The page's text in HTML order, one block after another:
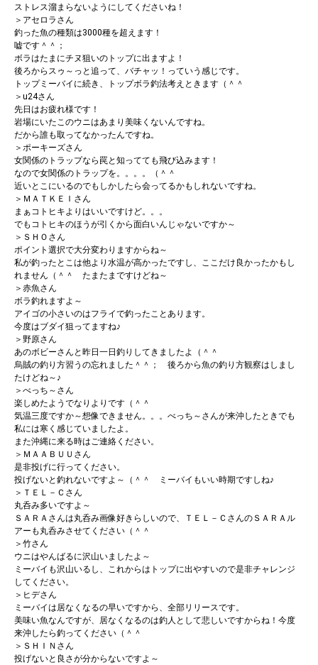
ストレス溜まらないようにしてくださいね！
＞アセロラさん
釣った魚の種類は3000種を超えます！
嘘です＾＾；
ボラはたまにチヌ狙いのトップに出ますよ！
後ろからスゥ～っと追って、バチャッ！っていう感じです。
トップミーバイに続き、トップボラ釣法考えときます（＾＾
＞u24さん
先日はお疲れ様です！
岩場にいたこのウニはあまり美味くないんですね。
だから誰も取ってなかったんですね。
＞ポーキーズさん
女関係のトラップなら罠と知ってても飛び込みます！
なので女関係のトラップを。。。。（＾＾
近いとこにいるのでもしかしたら会ってるかもしれないですね。
＞ＭＡＴＫＥＩさん
まぁコトヒキよりはいいですけど。。。
でもコトヒキのほうが引くから面白いんじゃないですか～
＞ＳＨＯさん
ポイント選択で大分変わりますからね～
私が釣ったとこは他より水温が高かったですし、ここだけ良かったかもし
れません（＾＾ たまたまですけどね～
＞赤魚さん
ボラ釣れますよ～
アイゴの小さいのはフライで釣ったことあります。
今度はブダイ狙ってますね♪
＞野原さん
あのボビーさんと昨日一日釣りしてきましたよ（＾＾
烏賊の釣り方習うの忘れました＾＾； 後ろから魚の釣り方観察はしまし
たけどね～♪
＞べっち～さん
楽しめたようでなりよりです（＾＾
気温三度ですか～想像できません。。。べっち～さんが来沖したときでも
私には寒く感じていましたよ。
また沖縄に来る時はご連絡ください。
＞ＭＡＡＢＵＵさん
是非投げに行ってください。
投げないと釣れないですよ～（＾＾ ミーバイもいい時期ですしね♪
＞ＴＥＬ－Ｃさん
丸呑み多いですよ～
ＳＡＲＡさんは丸呑み画像好きらしいので、ＴＥＬ－ＣさんのＳＡＲＡル
アーも丸呑みさせてください（＾＾
＞竹さん
ウニはやんばるに沢山いましたよ～
ミーバイも沢山いるし、これからはトップに出やすいので是非チャレンジ
してください。
＞ヒデさん
ミーバイは居なくなるの早いですから、全部リリースです。
美味い魚なんですが、居なくなるのは釣人として悲しいですからね！今度
来沖したら釣ってください（＾＾
＞ＳＨＩＮさん
投げないと良さが分からないですよ～